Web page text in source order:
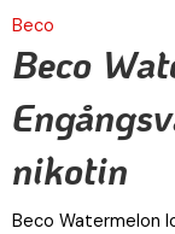
Beco
Beco
nikotin
Beco Watermelon